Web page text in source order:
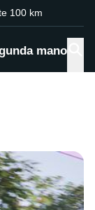
100 km
mano